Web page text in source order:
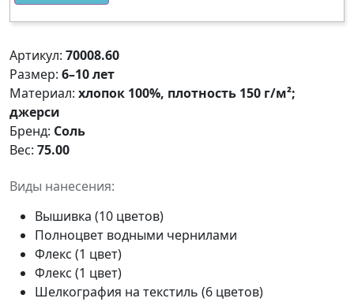
Артикул: 70008.60
Размер: 6–10 лет
Материал: хлопок 100%, плотность 150 г/м²;
джерси
Бренд: Соль
Вес: 75.00
Виды нанесения:
Вышивка (10 цветов)
Полноцвет водными чернилами
Флекс (1 цвет)
Флекс (1 цвет)
Шелкография на текстиль (6 цветов)